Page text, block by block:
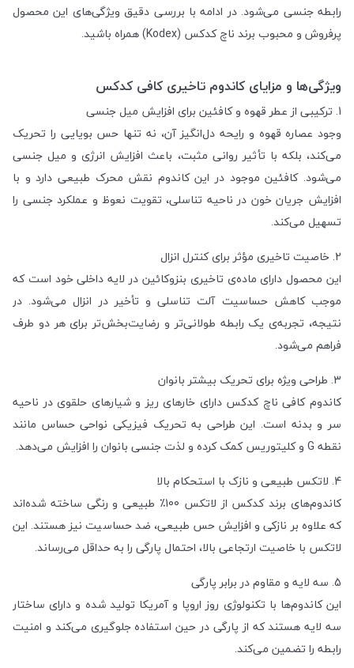
رابطه جنسی می‌شود. در ادامه با بررسی دقیق ویژگی‌های این محصول
پرفروش و محبوب برند ناچ کدکس (Kodex) همراه باشید.
ویژگی‌ها و مزایای کاندوم تاخیری کافی کدکس
1. ترکیبی از عطر قهوه و کافئین برای افزایش میل جنسی
وجود عصاره قهوه و رایحه دل‌انگیز آن، نه تنها حس بویایی را تحریک
می‌کند، بلکه با تأثیر روانی مثبت، باعث افزایش انرژی و میل جنسی
می‌شود. کافئین موجود در این کاندوم نقش محرک طبیعی دارد و با
افزایش جریان خون در ناحیه تناسلی، تقویت نعوظ و عملکرد جنسی را
تسهیل می‌کند.
2. خاصیت تاخیری مؤثر برای کنترل انزال
این محصول دارای ماده‌ی تاخیری بنزوکائین در لایه داخلی خود است که
موجب کاهش حساسیت آلت تناسلی و تأخیر در انزال می‌شود. در
نتیجه، تجربه‌ی یک رابطه طولانی‌تر و رضایت‌بخش‌تر برای هر دو طرف
فراهم می‌شود.
3. طراحی ویژه برای تحریک بیشتر بانوان
کاندوم کافی ناچ کدکس دارای خارهای ریز و شیارهای حلقوی در ناحیه
سر و بدنه است. این طراحی به تحریک فیزیکی نواحی حساس مانند
نقطه G و کلیتوریس کمک کرده و لذت جنسی بانوان را افزایش می‌دهد.
4. لاتکس طبیعی و نازک با استحکام بالا
کاندوم‌های برند کدکس از لاتکس 100٪ طبیعی و رنگی ساخته شده‌اند
که علاوه بر نازکی و افزایش حس طبیعی، ضد حساسیت نیز هستند. این
لاتکس با خاصیت ارتجاعی بالا، احتمال پارگی را به حداقل می‌رساند.
5. سه لایه و مقاوم در برابر پارگی
این کاندوم‌ها با تکنولوژی روز اروپا و آمریکا تولید شده و دارای ساختار
سه لایه هستند که از پارگی در حین استفاده جلوگیری می‌کند و امنیت
رابطه را تضمین می‌کند.